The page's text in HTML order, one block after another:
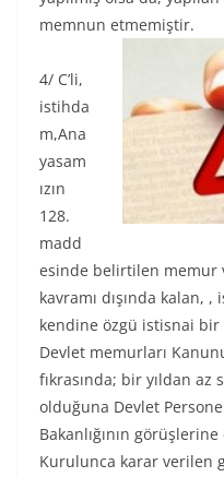
memnun etmemiştir.
4/ C’li,
istihda
m,Ana
yasam
ızın
128.
madd
esinde belirtilen memur
kavramı dışında kalan, ,
kendine özgü istisnai bir
Devlet memurları
fıkrasında; bir yıldan
olduğuna Devlet
Bakanlığının
Kurulunca karar verilen